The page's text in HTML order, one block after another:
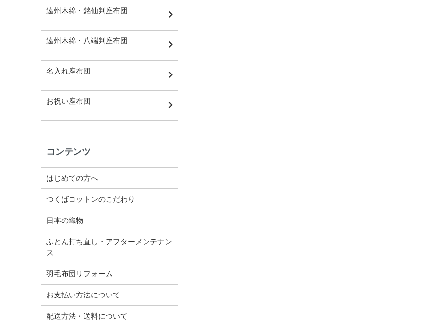
遠州木綿・銘仙判座布団
遠州木綿・八端判座布団
名入れ座布団
お祝い座布団
コンテンツ
はじめての方へ
つくばコットンのこだわり
日本の織物
ふとん打ち直し・アフターメンテナン
ス
羽毛布団リフォーム
お支払い方法について
配送方法・送料について